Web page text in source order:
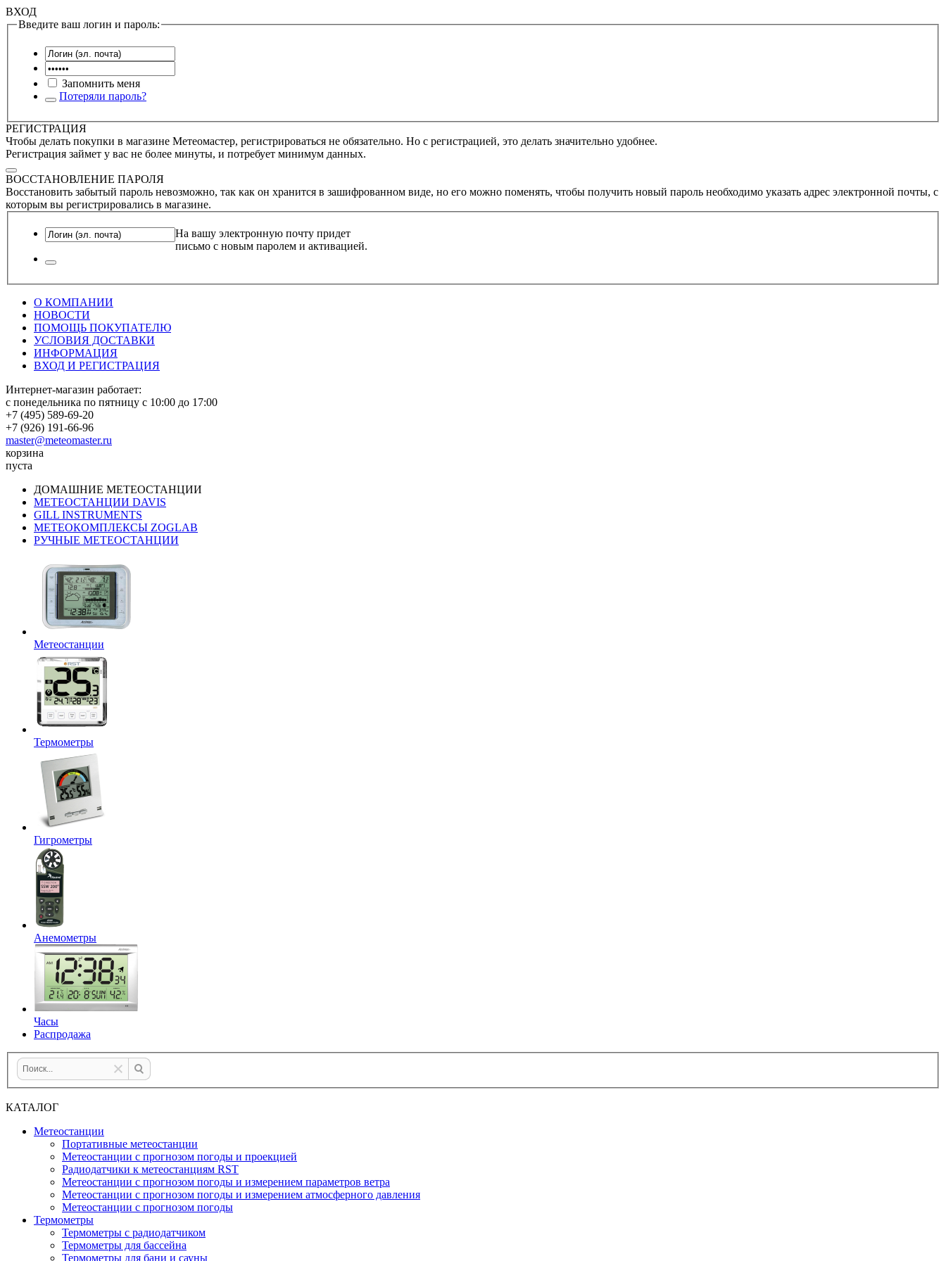
ВХОД
Введите ваш логин и пароль:
Запомнить меня
Потеряли пароль?
РЕГИСТРАЦИЯ
Чтобы делать покупки в магазине Метеомастер, регистрироваться не обязательно. Но с регистрацией, это делать значительно удобнее.
Регистрация займет у вас не более минуты, и потребует минимум данных.
ВОССТАНОВЛЕНИЕ ПАРОЛЯ
Восстановить забытый пароль невозможно, так как он хранится в зашифрованном виде, но его можно поменять, чтобы получить новый пароль необходимо указать адрес электронной почты, с
которым вы регистрировались в магазине.
На вашу электронную почту придет
письмо с новым паролем и активацией.
О КОМПАНИИ
НОВОСТИ
ПОМОЩЬ ПОКУПАТЕЛЮ
УСЛОВИЯ ДОСТАВКИ
ИНФОРМАЦИЯ
ВХОД И РЕГИСТРАЦИЯ
Интернет-магазин работает:
с понедельника по пятницу с 10:00 до 17:00
+7 (495) 589-69-20
+7 (926) 191-66-96
master@meteomaster.ru
корзина
пуста
ДОМАШНИЕ МЕТЕОСТАНЦИИ
МЕТЕОСТАНЦИИ DAVIS
GILL INSTRUMENTS
МЕТЕОКОМПЛЕКСЫ ZOGLAB
РУЧНЫЕ МЕТЕОСТАНЦИИ
Метеостанции
Термометры
Гигрометры
Анемометры
Часы
Распродажа
КАТАЛОГ
Метеостанции
Портативные метеостанции
Метеостанции с прогнозом погоды и проекцией
Радиодатчики к метеостанциям RST
Метеостанции с прогнозом погоды и измерением параметров ветра
Метеостанции с прогнозом погоды и измерением атмосферного давления
Метеостанции с прогнозом погоды
Термометры
Термометры с радиодатчиком
Термометры для бассейна
Термометры для бани и сауны